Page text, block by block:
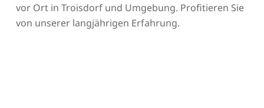
vor Ort in Troisdorf und Umgebung. Profitieren Sie
von unserer langjährigen Erfahrung.